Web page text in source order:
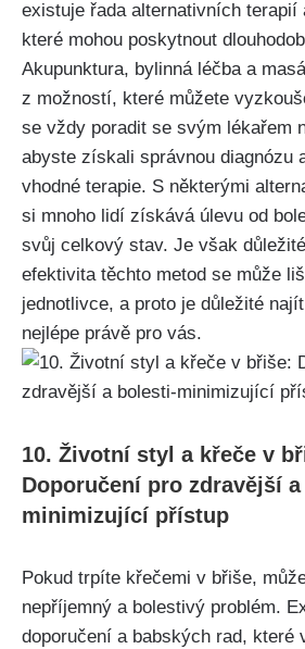
existuje ‌řada alternativních terapií
které mohou poskytnout
Akupunktura, bylinná léčba a
z možností,⁤ které můžete
se vždy poradit‍ se svým lékařem
abyste získali správnou diagnózu
vhodné terapie. S některými
‌si mnoho lidí získává úlevu od
svůj celkový stav. Je však​
efektivita těchto‌ metod se‌ může
jednotlivce, a proto ‌je důležité
nejlépe právě pro vás.
10. Životní⁣ styl a křeče ⁢v
Doporučení pro zdravější
minimizující přístup
Pokud trpíte křečemi v břiše,
⁤nepříjemný ⁣a bolestivý problém.
doporučení a babských rad, které